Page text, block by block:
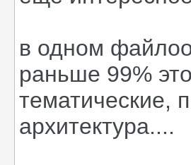
в одном
раньше 99%
тематические,
архитектура....